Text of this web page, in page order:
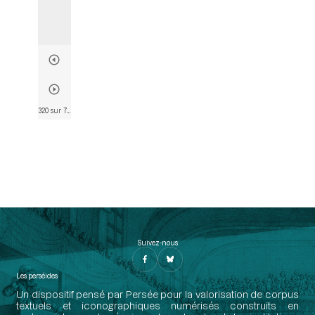
Suivez-nous
Les perséides
Un dispositif pensé par Persée pour la valorisation de corpus
textuels et iconographiques numérisés construits en